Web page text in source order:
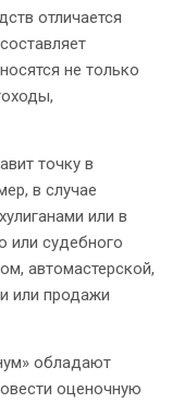
отличается
не только
точку в
в случае
или в
или судебного
автомастерской,
или продажи
обладают
оценочную